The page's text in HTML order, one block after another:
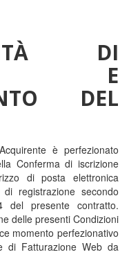
DI
E
DEL
è perfezionato
Conferma di iscrizione
di posta elettronica
registrazione secondo
del presente contratto.
delle presenti Condizioni
momento perfezionativo
di Fatturazione Web da